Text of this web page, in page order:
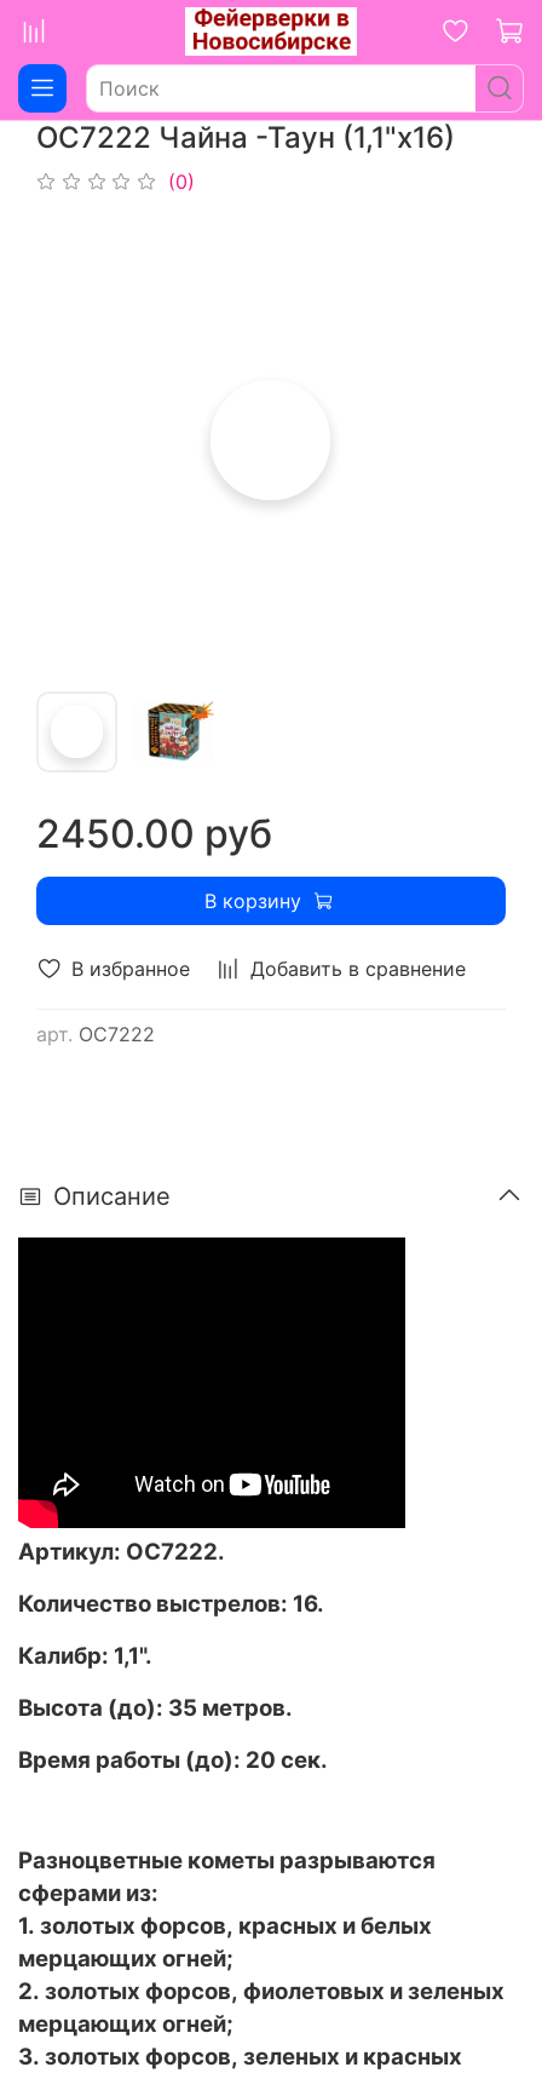
ОС7222 Чайна -Таун (1,1"х16)
(0)
В избранное Добавить в сравнение
арт. ОС7222
2450.00 руб
В корзину
Описание
Артикул: ОС7222.
Количество выстрелов: 16.
Калибр: 1,1".
Высота (до): 35 метров.
Время работы (до): 20 сек.
Разноцветные кометы разрываются
сферами из:
1. золотых форсов, красных и белых
мерцающих огней;
2. золотых форсов, фиолетовых и зеленых
мерцающих огней;
3. золотых форсов, зеленых и красных